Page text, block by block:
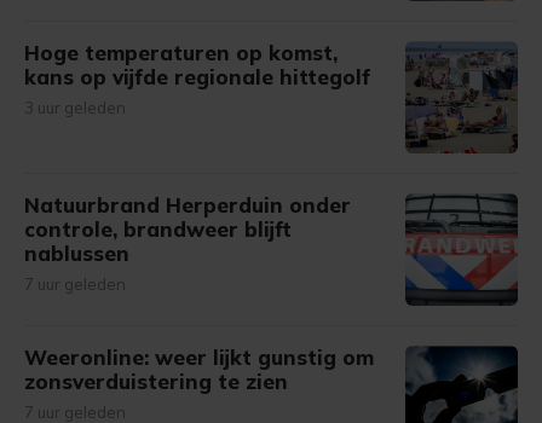
Hoge temperaturen op komst,
kans op vijfde regionale hittegolf
3 uur geleden
Natuurbrand Herperduin onder
controle, brandweer blijft
nablussen
7 uur geleden
Weeronline: weer lijkt gunstig om
zonsverduistering te zien
7 uur geleden